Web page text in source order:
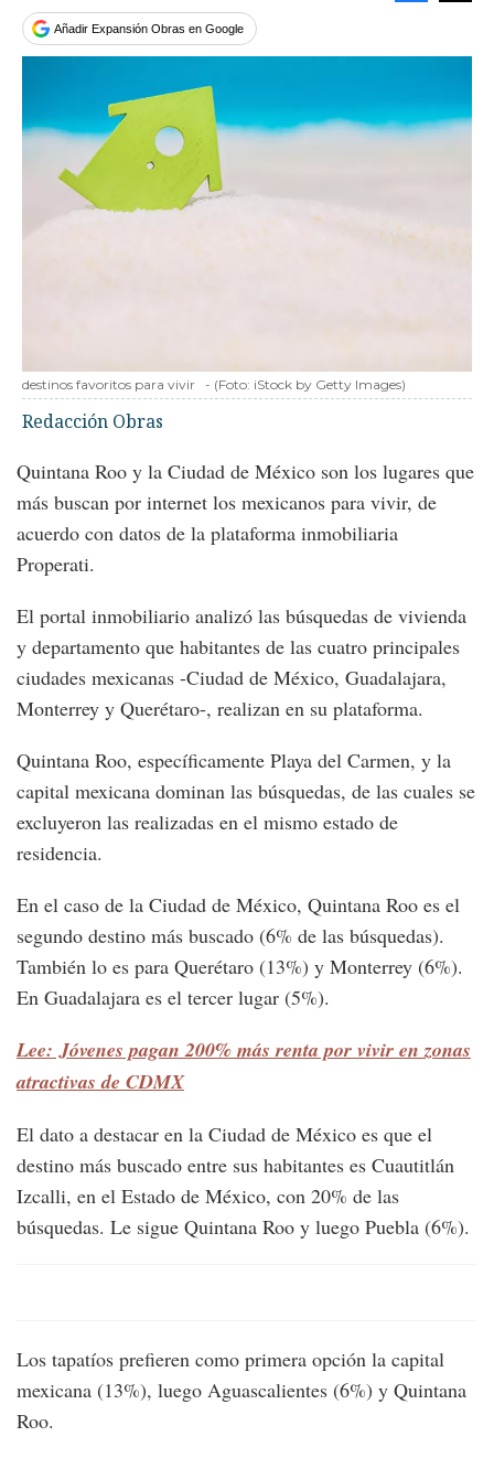
Añadir Expansión Obras en Google
destinos favoritos para vivir - (Foto: iStock by Getty Images)
Redacción Obras
Quintana Roo y la Ciudad de México son los lugares que
más buscan por internet los mexicanos para vivir, de
acuerdo con datos de la plataforma inmobiliaria
Properati.
El portal inmobiliario analizó las búsquedas de vivienda
y departamento que habitantes de las cuatro principales
ciudades mexicanas -Ciudad de México, Guadalajara,
Monterrey y Querétaro-, realizan en su plataforma.
Quintana Roo, específicamente Playa del Carmen, y la
capital mexicana dominan las búsquedas, de las cuales se
excluyeron las realizadas en el mismo estado de
residencia.
En el caso de la Ciudad de México, Quintana Roo es el
segundo destino más buscado (6% de las búsquedas).
También lo es para Querétaro (13%) y Monterrey (6%).
En Guadalajara es el tercer lugar (5%).
Lee: Jóvenes pagan 200% más renta por vivir en zonas
atractivas de CDMX
El dato a destacar en la Ciudad de México es que el
destino más buscado entre sus habitantes es Cuautitlán
Izcalli, en el Estado de México, con 20% de las
búsquedas. Le sigue Quintana Roo y luego Puebla (6%).
Los tapatíos prefieren como primera opción la capital
mexicana (13%), luego Aguascalientes (6%) y Quintana
Roo.